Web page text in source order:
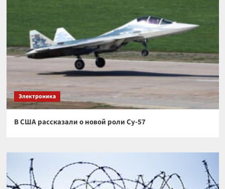
Электроника
В США рассказали о новой роли Су-57